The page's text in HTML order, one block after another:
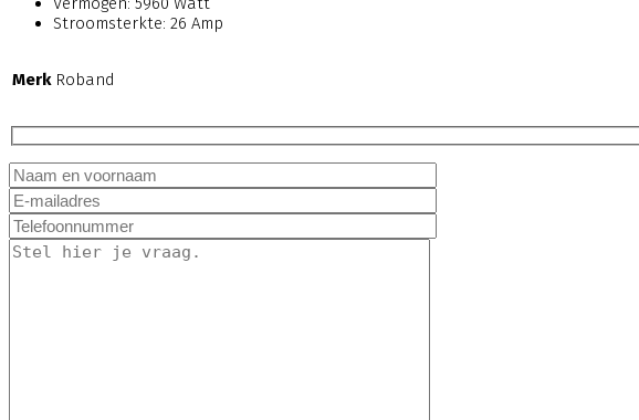
Stroomsterkte: 26 Amp
Merk Roband